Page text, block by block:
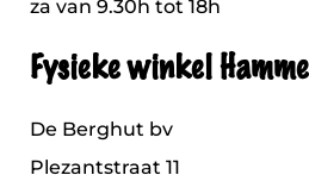
za van 9.30h tot 18h
Fysieke winkel Hamme
De Berghut bv
Plezantstraat 11